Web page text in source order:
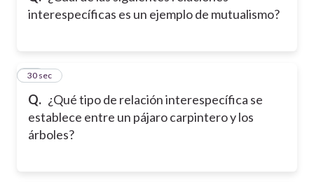
interespecíficas es un ejemplo de mutualismo?
Q. ¿Qué tipo de relación interespecífica se
establece entre un pájaro carpintero y los
árboles?
12
30 sec